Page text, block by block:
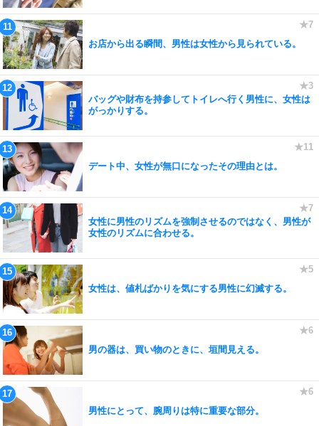
お店から出る瞬間、男性は女性から見られている。
バッグや財布を持参してトイレへ行く男性に、女性は
がっかりする。
デート中、女性が無口になったその理由とは。
女性に男性のリズムを強制させるのではなく、男性が
女性のリズムに合わせる。
女性は、値札ばかりを気にする男性に幻滅する。
男の器は、買い物のときに、垣間見える。
男性にとって、腕周りは特に重要な部分。